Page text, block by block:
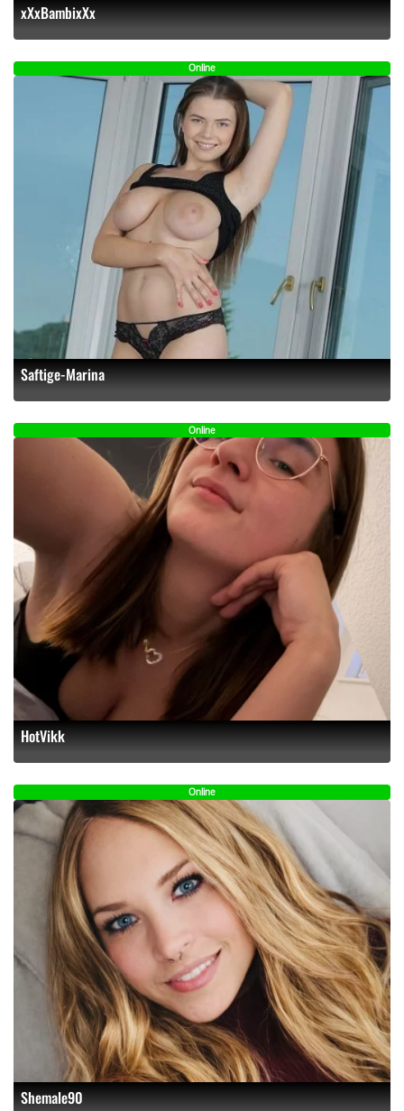
xXxBambixXx
Online
Saftige-Marina
Online
HotVikk
Online
Shemale90